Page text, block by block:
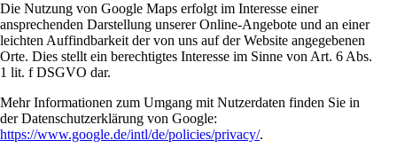
Die Nutzung von Google Maps erfolgt im Interesse einer
ansprechenden Darstellung unserer Online-Angebote und an einer
leichten Auffindbarkeit der von uns auf der Website angegebenen
Orte. Dies stellt ein berechtigtes Interesse im Sinne von Art. 6 Abs.
1 lit. f DSGVO dar.
Mehr Informationen zum Umgang mit Nutzerdaten finden Sie in
der Datenschutzerklärung von Google:
https://www.google.de/intl/de/policies/privacy/.